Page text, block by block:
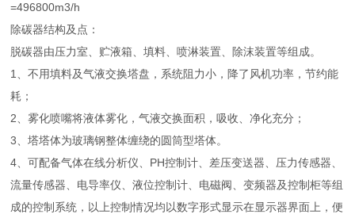
=496800m3/h
除碳器结构及点：
脱碳器由压力室、贮液箱、填料、喷淋装置、除沫装置等组成。
1、不用填料及气液交换塔盘，系统阻力小，降了风机功率，节约能
耗；
2、雾化喷嘴将液体雾化，气液交换面积，吸收、净化充分；
3、塔塔体为玻璃钢整体缠绕的圆筒型塔体。
4、可配备气体在线分析仪、PH控制计、差压变送器、压力传感器、
流量传感器、电导率仪、液位控制计、电磁阀、变频器及控制柜等组
成的控制系统，以上控制情况均以数字形式显示在显示器界面上，便